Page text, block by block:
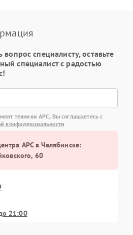
вопрос специалисту, оставьте
специалист с радостью
техники APC, Вы соглашаетесь с
конфиденциальности
APC в Челябинске:
60
21:00